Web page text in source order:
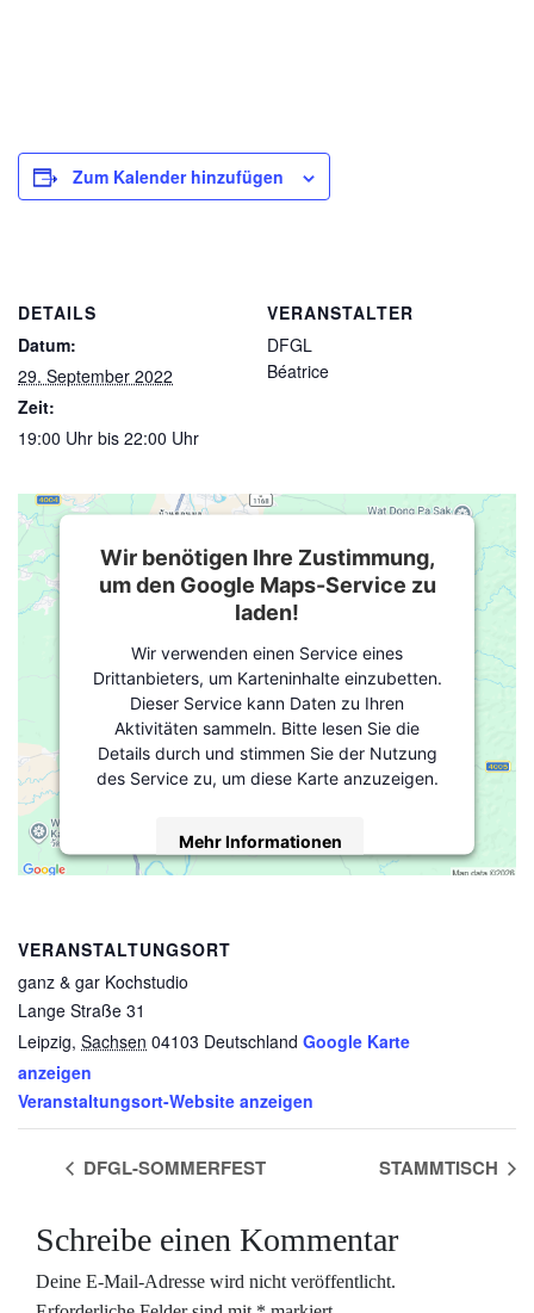
Zum Kalender hinzufügen
DETAILS
Datum:
29. September 2022
Zeit:
19:00 Uhr bis 22:00 Uhr
VERANSTALTER
DFGL
Béatrice
VERANSTALTUNGSORT
ganz & gar Kochstudio
Lange Straße 31
Leipzig, Sachsen 04103 Deutschland Google Karte
anzeigen
Veranstaltungsort-Website anzeigen
Wir benötigen Ihre Zustimmung,
um den Google Maps-Service zu
laden!
Wir verwenden einen Service eines
Drittanbieters, um Karteninhalte einzubetten.
Dieser Service kann Daten zu Ihren
Aktivitäten sammeln. Bitte lesen Sie die
Details durch und stimmen Sie der Nutzung
des Service zu, um diese Karte anzuzeigen.
Mehr Informationen
powered byUsercentrics Consent
Management Platform
DFGL-SOMMERFEST STAMMTISCH
Schreibe einen Kommentar
Deine E-Mail-Adresse wird nicht veröffentlicht.